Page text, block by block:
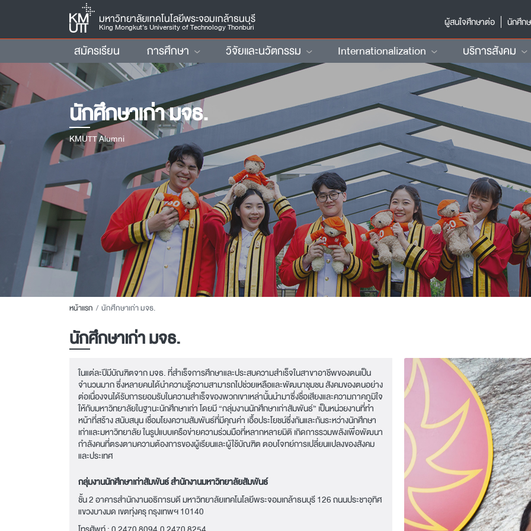
มหาวิทยาลัยเทคโนโลยีพระจอมเกล้าธนบุรี
King Mongkut’s University of Technology Thonburi ผู้สนใจศึกษาต่อ นักศึก
สมัครเรียน การศึกษา วิจัยและนวัตกรรม Internationalization บริการสังคม
นักศึกษาเก่า มจธ.
KMUTT Alumni
หน้าแรก นักศึกษาเก่า มจธ.
นักศึกษาเก่า มจธ.
ในแต่ละปีมีบัณฑิตจาก มจธ. ที่สำเร็จการศึกษาและประสบความสำเร็จในสาขาอาชีพของตนเป็น
จำนวนมาก ซึ่งหลายคนได้นำความรู้ความสามารถไปช่วยเหลือและพัฒนาชุมชน สังคมของตนอย่าง
ต่อเนื่องจนได้รับการยอมรับในความสำเร็จของพวกเขาเหล่านั้นนำมาซึ่งชื่อเสียงและความภาคภูมิใจ
ให้กับมหาวิทยาลัยในฐานะนักศึกษาเก่า โดยมี “กลุ่มงานนักศึกษาเก่าสัมพันธ์” เป็นหน่วยงานที่ทำ
หน้าที่สร้าง สนับสนุน เชื่อมโยงความสัมพันธ์ที่มีคุณค่า เอื้อประโยชน์ซึ่งกันและกันระหว่างนักศึกษา
เก่าและมหาวิทยาลัย ในรูปแบบเครือข่ายความร่วมมือที่หลากหลายมิติ เกิดการรวมพลังเพื่อพัฒนา
กำลังคนที่ตรงตามความต้องการของผู้เรียนและผู้ใช้บัณฑิต ตอบโจทย์การเปลี่ยนแปลงของสังคม
และประเทศ
กลุ่มงานนักศึกษาเก่าสัมพันธ์ สำนักงานมหาวิทยาลัยสัมพันธ์
ชั้น 2 อาคารสำนักงานอธิการบดี มหาวิทยาลัยเทคโนโลยีพระจอมเกล้าธนบุรี 126 ถนนประชาอุทิศ
แขวงบางมด เขตทุ่งครุ กรุงเทพฯ 10140